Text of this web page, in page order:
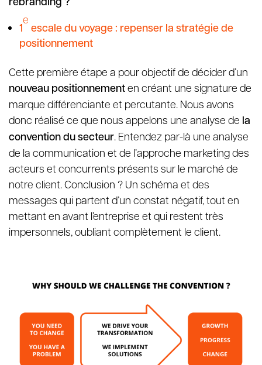
1
e
escale du voyage : repenser la stratégie de
positionnement
Cette première étape a pour objectif de décider d’un
nouveau positionnementen créant une signature de
marque différenciante et percutante. Nous avons
donc réalisé ce que nous appelons une analyse de la
convention du secteur. Entendez par-là une analyse
de la communication et de l’approche marketing des
acteurs et concurrents présents sur le marché de
notre client. Conclusion ? Un schéma et des
messages qui partent d’un constat négatif, tout en
mettant en avant l’entreprise et qui restent très
impersonnels, oubliant complètement le client.